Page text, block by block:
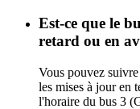
Est-ce que le
retard ou en
Vous pouvez
les mises à jour en
l'horaire du bus 3